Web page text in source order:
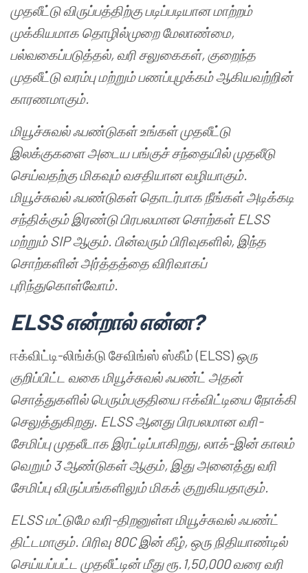
முதலீட்டு விருப்பத்திற்குபடிப்படியானமாற்றம்
முக்கியமாக தொழில்முறை மேலாண்மை,
பல்வகைப்படுத்தல், வரிசலுகைகள், குறைந்த
முதலீட்டு வரம்புமற்றும்பணப்புழக்கம்ஆகியவற்றின்
காரணமாகும்.
மியூச்சுவல் ஃபண்டுகள் உங்கள்முதலீட்டு
இலக்குகளைஅடையபங்குச்சந்தையில்முதலீடு
செய்வதற்குமிகவும் வசதியான வழியாகும்.
மியூச்சுவல் ஃபண்டுகள் தொடர்பாக நீங்கள்அடிக்கடி
சந்திக்கும் இரண்டுபிரபலமான சொற்கள்ELSS
மற்றும்SIPஆகும். பின்வரும்பிரிவுகளில், இந்த
சொற்களின்அர்த்தத்தை விரிவாகப்
புரிந்துகொள்வோம்.
ELSSஎன்றால்என்ன?
ஈக்விட்டி-லிங்க்டு சேவிங்ஸ் ஸ்கீம் (ELSS)ஒரு
குறிப்பிட்ட வகைமியூச்சுவல்ஃபண்ட் அதன்
சொத்துகளில் பெரும்பகுதியைஈக்விட்டியை நோக்கி
செலுத்துகிறது. ELSSஆனதுபிரபலமான வரி-
சேமிப்புமுதலீடாக இரட்டிப்பாகிறது, லாக்-இன்காலம்
வெறும்3ஆண்டுகள்ஆகும், இதுஅனைத்து வரி
சேமிப்பு விருப்பங்களிலும்மிகக்குறுகியதாகும்.
ELSSமட்டுமே வரி-திறனுள்ளமியூச்சுவல்ஃபண்ட்
திட்டமாகும். பிரிவு80Cஇன்கீழ், ஒரு நிதியாண்டில்
செய்யப்பட்ட முதலீட்டின்மீதுரூ.1,50,000வரை வரி